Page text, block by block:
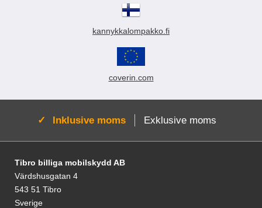
kannykkalompakko.fi
coverin.com
Aktiv:
Inklusive moms Exklusive moms
Fodnoter Blandede oplysninger og links
Tibro billiga mobilskydd AB
Värdshusgatan 4
543 51 Tibro
Sverige